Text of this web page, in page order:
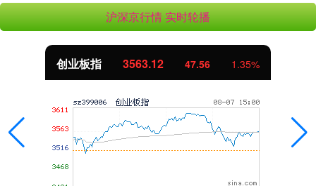
沪深京行情 实时轮播
基金指数 7242.10 12.30